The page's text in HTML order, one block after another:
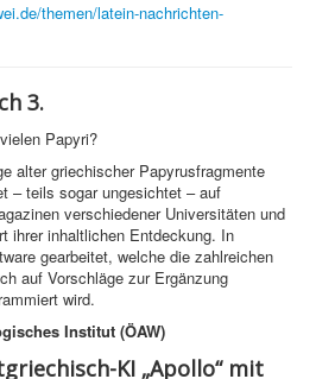
themen/latein-nachrichten-
3.
Papyri?
alter griechischer Papyrusfragmente
– teils sogar ungesichtet – auf
verschiedener Universitäten und
ihrer inhaltlichen Entdeckung. In
gearbeitet, welche die zahlreichen
auf Vorschläge zur Ergänzung
wird.
Institut (ÖAW)
KI „Apollo“ mit